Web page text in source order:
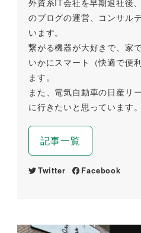
外資系IT会社を早期退社後
のブログの運営、コンサル
います。
繋がる機器が大好きで、家
いかにスマート（快適で便
ます。
また、電気自動車の日産リ
に行きたいと思っています。
記事一覧
Twitter Facebook